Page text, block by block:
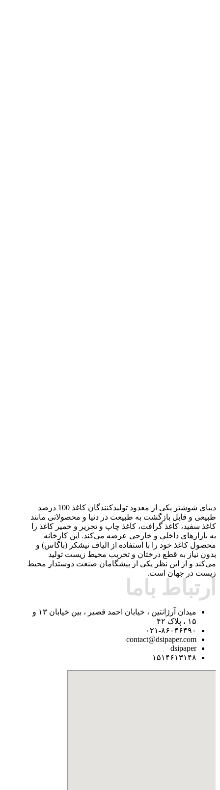
دیبای شوشتر یکی از معدود تولیدکنندگان کاغذ 100 درصد
طبیعی و قابل بازگشت به طبیعت در دنیا و محصولاتی مانند
کاغذ سفید، کاغذ گرافت، کاغذ چاپ و تحریر و خمیر کاغذ را
به بازارهای داخلی و خارجی عرضه می‌کند. این کارخانه
محصول کاغذ خود را با استفاده از الیاف نیشکر (باگاس) و
بدون نیاز به قطع درختان و تخریب محیط زیست تولید
می‌کند و از این نظر یکی از پیشگامان صنعت دوستدار محیط
زیست در جهان است.
ارتباط باما
میدان آرژانتین ، خیابان احمد قصیر ، بین خیابان ۱۳ و
۱۵ ، پلاک ۴۲
۰۲۱-۸۶۰۴۶۴۹۰
contact@dsipaper.com
dsipaper
۱۵۱۴۶۱۳۱۴۸